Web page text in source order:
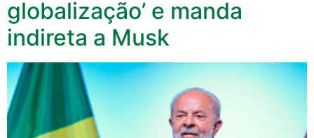
globalização’ e manda
indireta a Musk